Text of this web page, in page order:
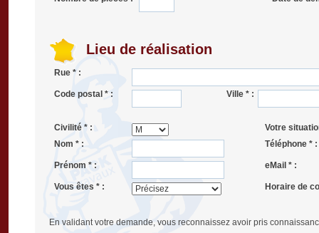
Lieu de réalisation
Rue * :
Code postal * : Ville * :
Civilité * :
Votre
Nom * :
Téléphone * :
Prénom * : eMail * :
Vous êtes * : Horaire de
En validant votre demande, vous reconnaissez avoir pris